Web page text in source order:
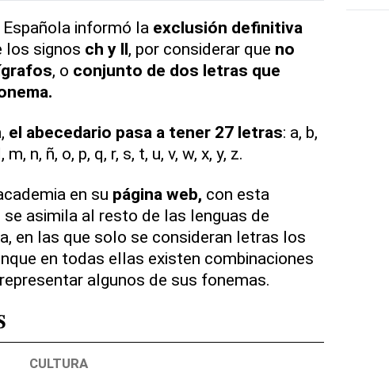
informó la exclusión definitiva
los signos ch y ll, por considerar que no
, o conjunto de dos letras que
el abecedario pasa a tener 27 letras: a, b,
m, n, ñ, o, p, q, r, s, t, u, v, w, x, y, z.
en su página web, con esta
asimila al resto de las lenguas de
en las que solo se consideran letras los
en todas ellas existen combinaciones
algunos de sus fonemas.
CULTURA